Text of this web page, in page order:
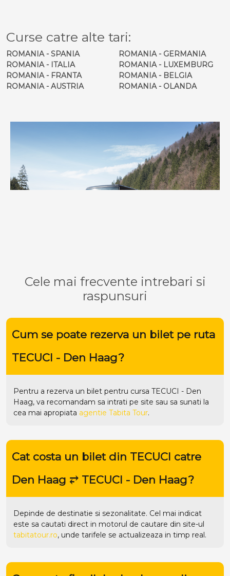
Curse catre alte tari:
ROMANIA - SPANIA
ROMANIA - ITALIA
ROMANIA - FRANTA
ROMANIA - AUSTRIA
ROMANIA - GERMANIA
ROMANIA - LUXEMBURG
ROMANIA - BELGIA
ROMANIA - OLANDA
Cele mai frecvente intrebari si
raspunsuri
Cum se poate rezerva un bilet pe ruta
TECUCI - Den Haag?
Pentru a rezerva un bilet pentru cursa TECUCI - Den
Haag, va recomandam sa intrati pe site sau sa sunati la
cea mai apropiata agentie Tabita Tour.
Cat costa un bilet din TECUCI catre
Den Haag ⥂ TECUCI - Den Haag?
Depinde de destinatie si sezonalitate. Cel mai indicat
este sa cautati direct in motorul de cautare din site-ul
tabitatour.ro, unde tarifele se actualizeaza in timp real.